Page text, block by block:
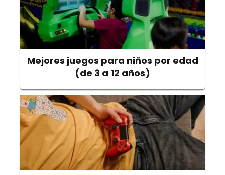
Mejores juegos para niños por edad
(de 3 a 12 años)